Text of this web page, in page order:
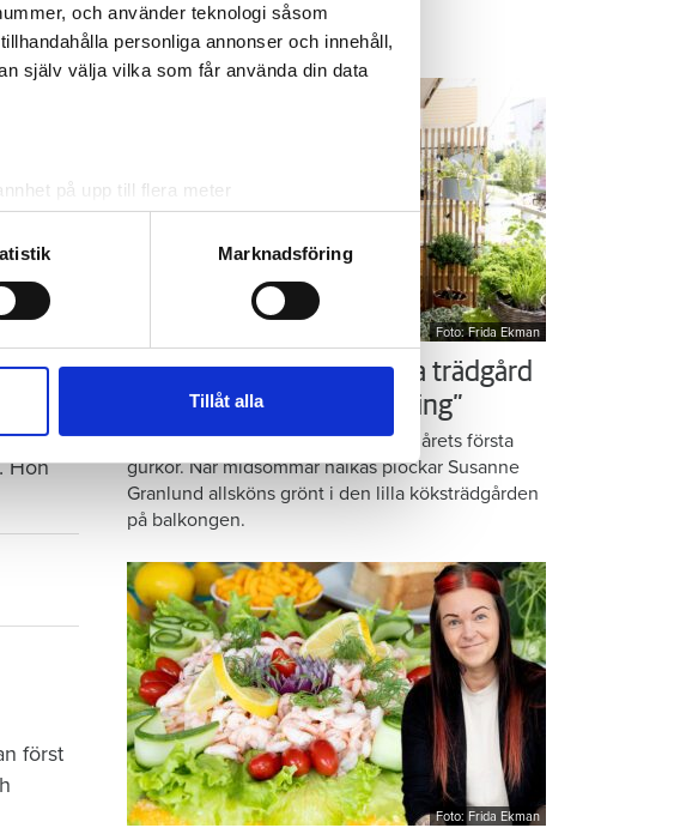
och använder teknologi såsom
personliga annonser och innehåll,
själv välja vilka som får använda din data
på upp till flera meter
(fingeravtryck)
i
detaljsektionen. Du kan ändra
och annan information från din enhet
Dessa kan i sin tur kombinera informationen
Marknadsföring
Tillåt alla
Rytterbrant
till
ut i
Hon
först
Hem & Hyra TV
Foto: Frida Ekman
Gör som Susanne – ordna trädgård
på balkongen: ”God gärning”
Aromatiska örter, krispig sallad och årets första
gurkor. När midsommar nalkas plockar Susanne
Granlund allsköns grönt i den lilla köksträdgården
på balkongen.
Foto: Frida Ekman